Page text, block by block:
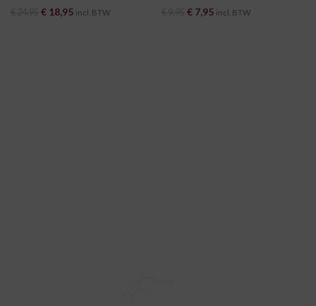
Oorspronkelijke prijs was:
€ 18,95 Huidige prijs is:
incl. BTW
Oorspronkelijke prijs was:
€ 7,95 Huidige prijs is:
incl. BTW